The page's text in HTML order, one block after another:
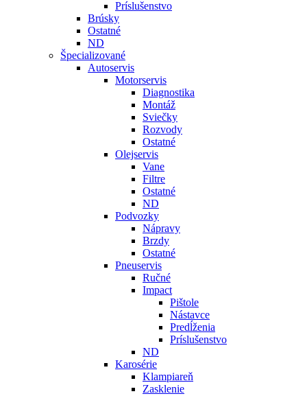
Príslušenstvo
Brúsky
Ostatné
ND
Špecializované
Autoservis
Motorservis
Diagnostika
Montáž
Sviečky
Rozvody
Ostatné
Olejservis
Vane
Filtre
Ostatné
ND
Podvozky
Nápravy
Brzdy
Ostatné
Pneuservis
Ručné
Impact
Pištole
Nástavce
Predĺženia
Príslušenstvo
ND
Karosérie
Klampiareň
Zasklenie